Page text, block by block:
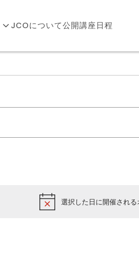
JCOについて公開講座日程
選択した日に開催される